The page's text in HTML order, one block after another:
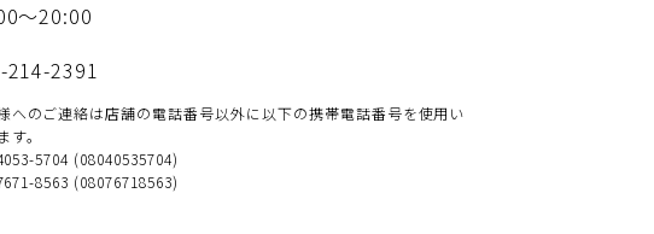
〜20:00
214-2391
へのご連絡は店舗の電話番号以外に以下の携帯電話番号を使用い
す。
5704 (08040535704)
8563 (08076718563)